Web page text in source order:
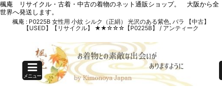
楓庵 リサイクル・古着・中古の着物のネット通販ショップ。 大阪から全
世界へ発送します。
楓庵 : P0225B 女性用 小紋 シルク（正絹） 光沢のある紫色, バラ 【中古】
【USED】【リサイクル】 ★★☆☆☆【P0225B】 / アンティーク
メニュー